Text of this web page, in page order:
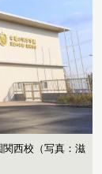
西校（写真：滋